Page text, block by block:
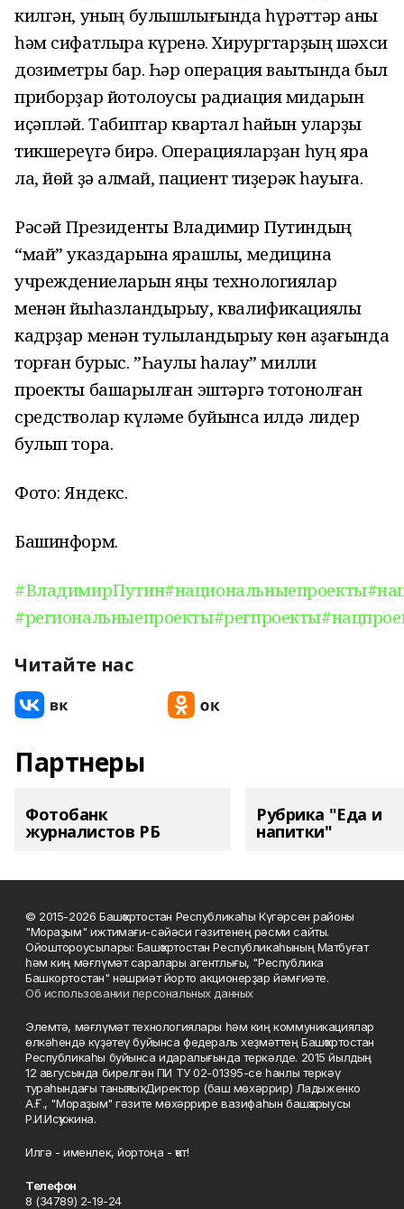
килгән, уның булышлығында һүрәттәр аныҡ
һәм сифатлыраҡ күренә. Хирургтарҙың шәхси
дозиметры бар. Һәр операция ваҡытында был
приборҙар йотолоусы радиация миҡдарын
иҫәпләй. Табиптар квартал һайын уларҙы
тикшереүгә бирә. Операцияларҙан һуң яра
ла, йөй ҙә ҡалмай, пациент тиҙерәк һауыға.
Рәсәй Президенты Владимир Путиндың
“май” указдарына ярашлы, медицина
учреждениеларын яңы технологиялар
менән йыһазландырыу, квалификациялы
кадрҙар менән тулыландырыу көн ҡаҙағында
торған бурыс. ”Һаулыҡ һаҡлау” милли
проекты башҡарылған эштәргә тотонолған
средстволар күләме буйынса илдә лидер
булып тора.
Фото: Яндекс.
Башинформ.
#ВладимирПутин#национальныепроекты
#региональныепроекты#регпроекты
Читайте нас
Партнеры
Фотобанк
журналистов РБ
Рубрика "Еда и
напитки"
© 2015-2026 Башҡортостан Республикаһы Күгәрсен районы
"Мораҙым" ижтимағи-сәйәси гәзитенең рәсми сайты.
Ойоштороусылары: Башҡортостан Республикаһының Матбуғат
һәм киң мәғлүмәт саралары агентлығы, "Республика
Башкортостан" нәшриәт йорто акционерҙар йәмғиәте.
Об использовании персональных данных
Элемтә, мәғлүмәт технологиялары һәм киң коммуникациялар
өлкәһендә күҙәтеү буйынса федераль хеҙмәттең Башҡортостан
Республикаһы буйынса идаралығында теркәлде. 2015 йылдың
12 авгусында бирелгән ПИ ТУ 02-01395-се һанлы теркәү
тураһындағы таныҡлыҡ. Директор (баш мөхәррир) Ладыженко
А.Ғ., "Мораҙым" гәзите мөхәррире вазифаһын башҡарыусы
Р.И.Исҡужина.
Илгә - именлек, йортоңа - ҡот!
Телефон
8 (34789) 2-19-24